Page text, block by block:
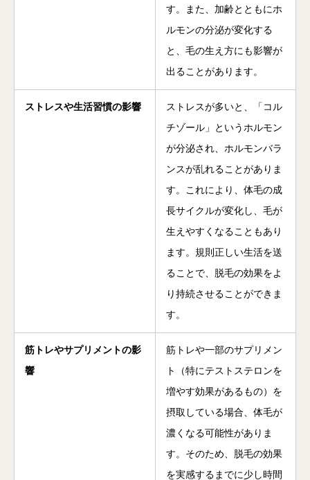
す。また、加齢とともにホ
ルモンの分泌が変化する
と、毛の生え方にも影響が
出ることがあります。
ストレスや生活習慣の影響
ストレスが多いと、「コル
チゾール」というホルモン
が分泌され、ホルモンバラ
ンスが乱れることがありま
す。これにより、体毛の成
長サイクルが変化し、毛が
生えやすくなることもあり
ます。規則正しい生活を送
ることで、脱毛の効果をよ
り持続させることができま
す。
筋トレやサプリメントの影
響
筋トレや一部のサプリメン
ト（特にテストステロンを
増やす効果があるもの）を
摂取している場合、体毛が
濃くなる可能性がありま
す。そのため、脱毛の効果
を実感するまでに少し時間